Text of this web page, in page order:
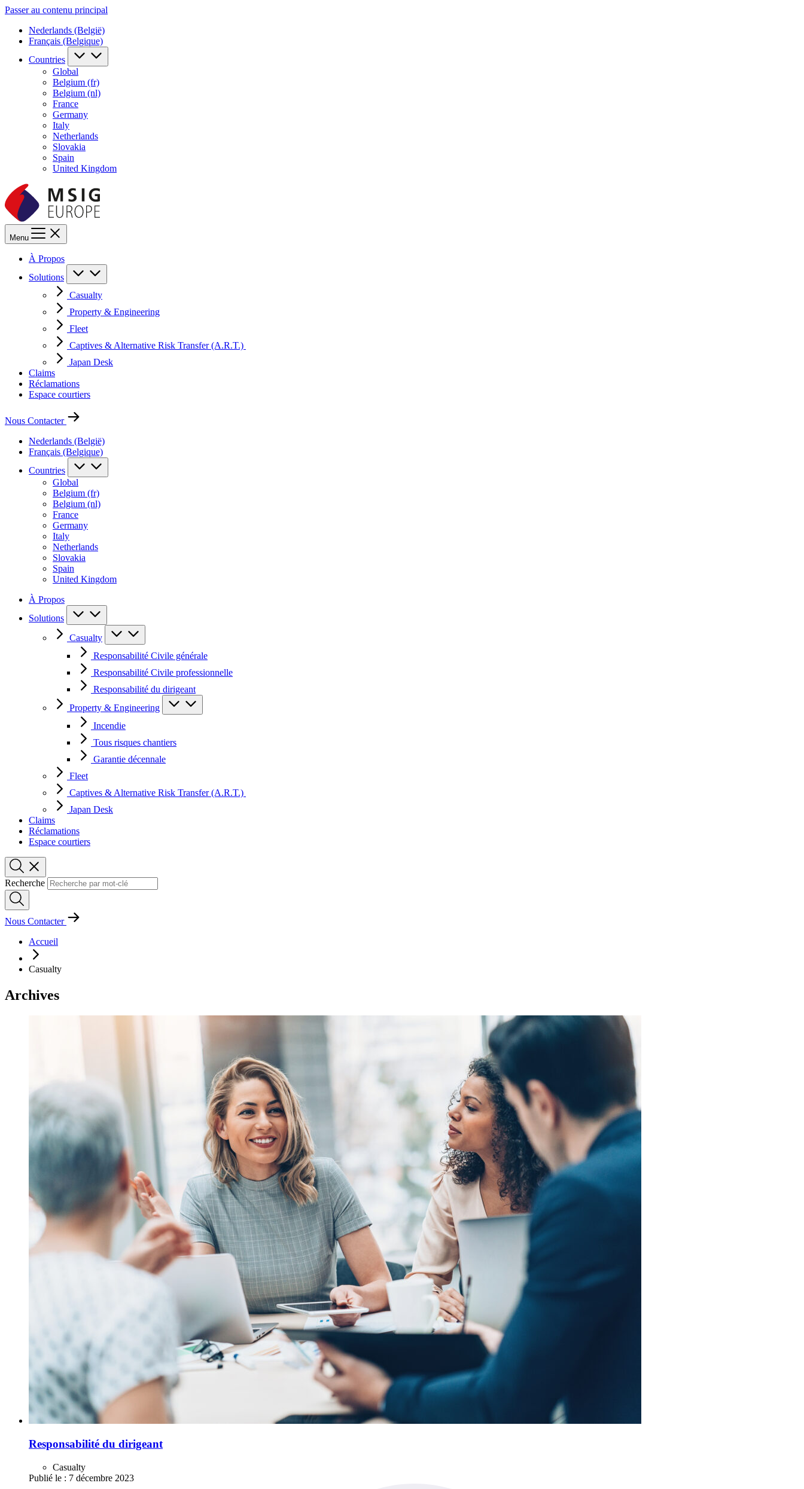
Passer au contenu principal
Nederlands (België)
Français (Belgique)
Countries
Global
Belgium (fr)
Belgium (nl)
France
Germany
Italy
Netherlands
Slovakia
Spain
United Kingdom
Menu
À Propos
Solutions
Casualty
Property & Engineering
Fleet
Captives & Alternative Risk Transfer (A.R.T.)
Japan Desk
Claims
Réclamations
Espace courtiers
Nous Contacter
Nederlands (België)
Français (Belgique)
Countries
Global
Belgium (fr)
Belgium (nl)
France
Germany
Italy
Netherlands
Slovakia
Spain
United Kingdom
À Propos
Solutions
Casualty
Responsabilité Civile générale
Responsabilité Civile professionnelle
Responsabilité du dirigeant
Property & Engineering
Incendie
Tous risques chantiers
Garantie décennale
Fleet
Captives & Alternative Risk Transfer (A.R.T.)
Japan Desk
Claims
Réclamations
Espace courtiers
Recherche
Nous Contacter
Accueil
Casualty
Archives
Responsabilité du dirigeant
Casualty
Publié le : 7 décembre 2023